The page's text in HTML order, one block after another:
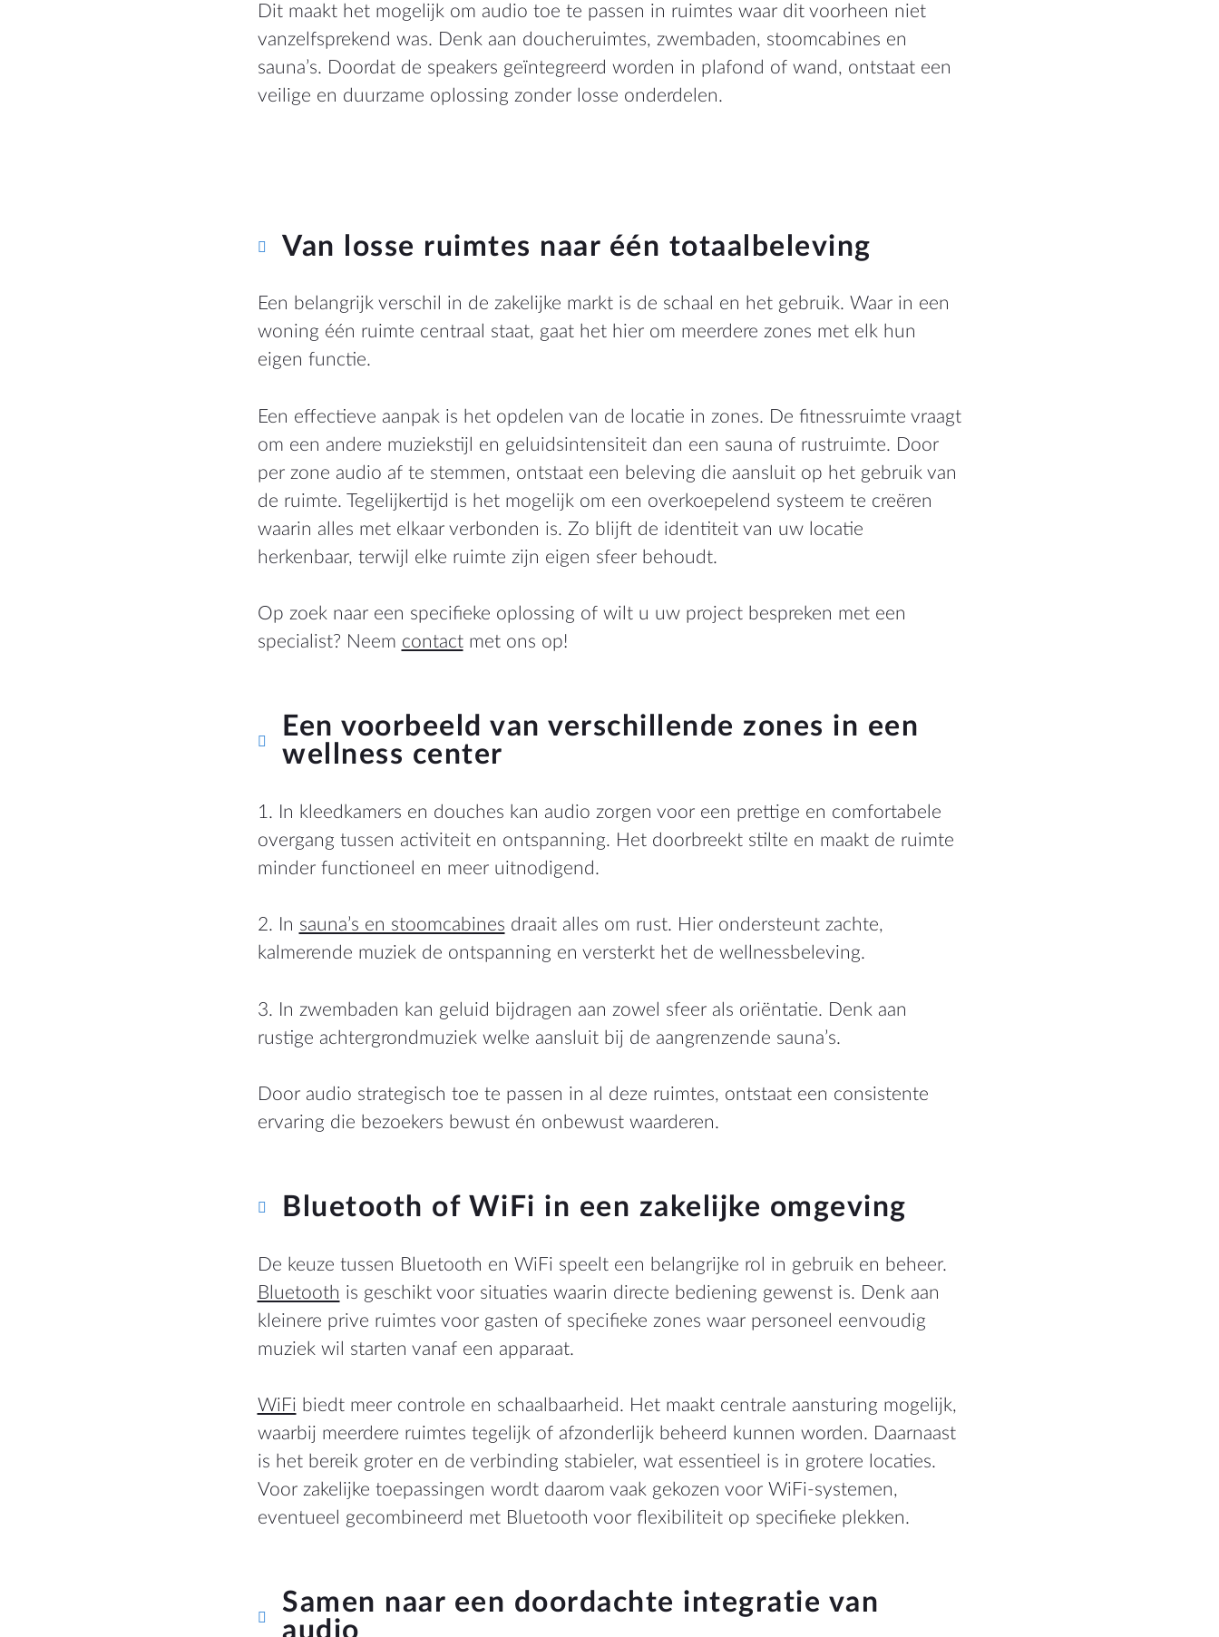
Dit maakt het mogelijk om audio toe te passen in ruimtes waar dit voorheen niet
vanzelfsprekend was. Denk aan doucheruimtes, zwembaden, stoomcabines en
sauna’s. Doordat de speakers geïntegreerd worden in plafond of wand, ontstaat een
veilige en duurzame oplossing zonder losse onderdelen.
Van losse ruimtes naar één totaalbeleving
Een belangrijk verschil in de zakelijke markt is de schaal en het gebruik. Waar in een
woning één ruimte centraal staat, gaat het hier om meerdere zones met elk hun
eigen functie.
Een effectieve aanpak is het opdelen van de locatie in zones. De fitnessruimte vraagt
om een andere muziekstijl en geluidsintensiteit dan een sauna of rustruimte. Door
per zone audio af te stemmen, ontstaat een beleving die aansluit op het gebruik van
de ruimte. Tegelijkertijd is het mogelijk om een overkoepelend systeem te creëren
waarin alles met elkaar verbonden is. Zo blijft de identiteit van uw locatie
herkenbaar, terwijl elke ruimte zijn eigen sfeer behoudt.
Op zoek naar een specifieke oplossing of wilt u uw project bespreken met een
specialist? Neem contactmet ons op!
Een voorbeeld van verschillende zones in een
wellness center
1. In kleedkamers en douches kan audio zorgen voor een prettige en comfortabele
overgang tussen activiteit en ontspanning. Het doorbreekt stilte en maakt de ruimte
minder functioneel en meer uitnodigend.
2. In sauna’s en stoomcabines draait alles om rust. Hier ondersteunt zachte,
kalmerende muziek de ontspanning en versterkt het de wellnessbeleving.
3. In zwembaden kan geluid bijdragen aan zowel sfeer als oriëntatie. Denk aan
rustige achtergrondmuziek welke aansluit bij de aangrenzende sauna’s.
Door audio strategisch toe te passen in al deze ruimtes, ontstaat een consistente
ervaring die bezoekers bewust én onbewust waarderen.
Bluetooth of WiFi in een zakelijke omgeving
De keuze tussen Bluetooth en WiFi speelt een belangrijke rol in gebruik en beheer.
Bluetooth is geschikt voor situaties waarin directe bediening gewenst is. Denk aan
kleinere prive ruimtes voor gasten of specifieke zones waar personeel eenvoudig
muziek wil starten vanaf een apparaat.
WiFi biedt meer controle en schaalbaarheid. Het maakt centrale aansturing mogelijk,
waarbij meerdere ruimtes tegelijk of afzonderlijk beheerd kunnen worden. Daarnaast
is het bereik groter en de verbinding stabieler, wat essentieel is in grotere locaties.
Voor zakelijke toepassingen wordt daarom vaak gekozen voor WiFi-systemen,
eventueel gecombineerd met Bluetooth voor flexibiliteit op specifieke plekken.
Samen naar een doordachte integratie van
audio